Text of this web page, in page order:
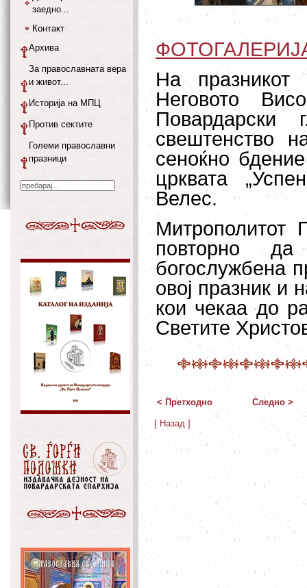
На празникот
Неговото
Повардарски
свештенство
сеноќно
црквата
Велес.
Митрополитот
повторно
богослужбена
овој празник и
кои чекаа до
Светите
< Претходно Следно >
[ Назад ]
заедно...
Контакт
Архива
За православната вера
и живот...
Историја на МПЦ
Против сектите
Големи православни
празници